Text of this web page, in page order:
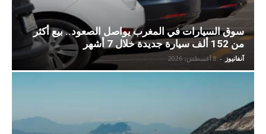
سوق السيارات في المغرب يواصل الصعود.. بيع أكثر
من 152 ألف سيارة جديدة خلال 7 أشهر
آنفانيوز - 8 أغسطس، 2026